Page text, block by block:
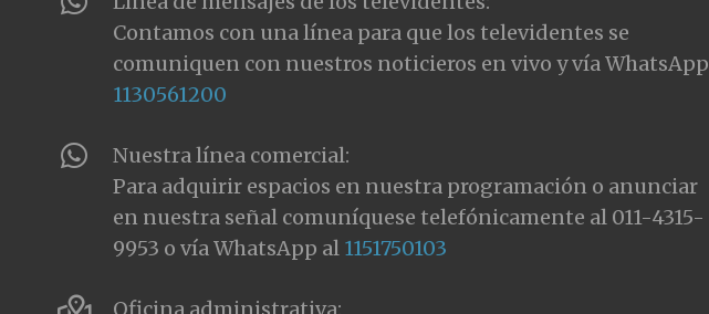
Contamos con una línea para que los televidentes se
comuniquen con nuestros noticieros en vivo y vía WhatsApp
1130561200
Nuestra línea comercial:
Para adquirir espacios en nuestra programación o anunciar
en nuestra señal comuníquese telefónicamente al 011-4315-
9953 o vía WhatsApp al 1151750103